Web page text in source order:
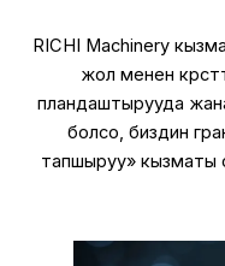
RICHI Machinery
жол менен
пландаштырууда
болсо, биздин
тапшыруу» кызматы